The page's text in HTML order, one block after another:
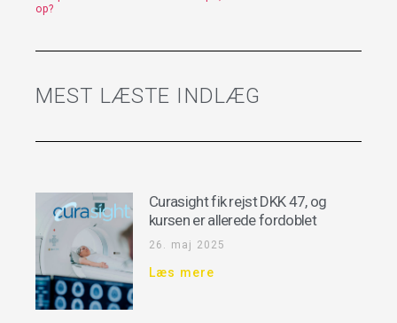
op?
MEST LÆSTE INDLÆG
Curasight fik rejst DKK 47, og
kursen er allerede fordoblet
26. maj 2025
Læs mere